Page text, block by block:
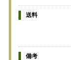
送料
備考